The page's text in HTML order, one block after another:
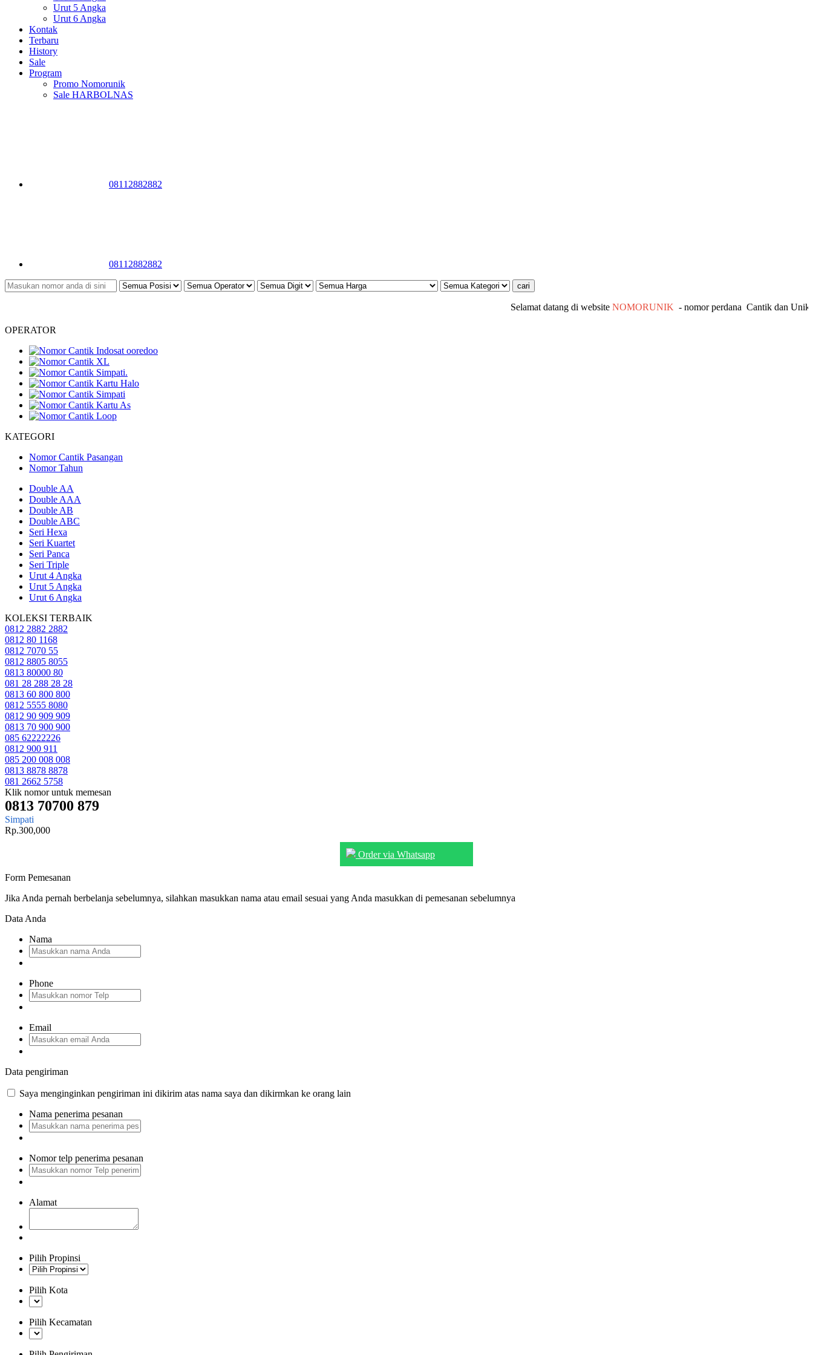
Urut 5 Angka
Urut 6 Angka
Kontak
Terbaru
History
Sale
Program
Promo Nomorunik
Sale HARBOLNAS
08112882882
08112882882
Selamat datang di website NOMORUNIK- nomor perdana Cantik dan Unik - Info
OPERATOR
KATEGORI
Nomor Cantik Pasangan
Nomor Tahun
Double AA
Double AAA
Double AB
Double ABC
Seri Hexa
Seri Kuartet
Seri Panca
Seri Triple
Urut 4 Angka
Urut 5 Angka
Urut 6 Angka
KOLEKSI TERBAIK
0812 2882 2882
0812 80 1168
0812 7070 55
0812 8805 8055
0813 80000 80
081 28 288 28 28
0813 60 800 800
0812 5555 8080
0812 90 909 909
0813 70 900 900
085 62222226
0812 900 911
085 200 008 008
0813 8878 8878
081 2662 5758
Klik nomor untuk memesan
0813 70700 879
Simpati
Rp.300,000
Order via Whatsapp
Form Pemesanan
Jika Anda pernah berbelanja sebelumnya, silahkan masukkan nama atau email sesuai yang Anda masukkan di pemesanan sebelumnya
Data Anda
Nama
Phone
Email
Data pengiriman
Saya menginginkan pengiriman ini dikirim atas nama saya dan dikirmkan ke orang lain
Nama penerima pesanan
Nomor telp penerima pesanan
Alamat
Pilih Propinsi
Pilih Kota
Pilih Kecamatan